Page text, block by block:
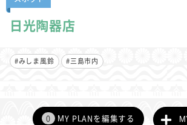
日光陶器店
#みしま風鈴 #三島市内
0 MY PLANを編集する